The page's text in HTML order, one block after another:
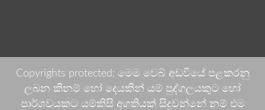
Copyrights protected: මෙම වෙබ් අඩවියේ පළකරනු
ලබන කිනම් හෝ දෙයකින් යම් පුද්ගලයකුට හෝ
පාර්ශවයකට යම්කිසි අගතියක් සිදුවන්නේ නම් එම